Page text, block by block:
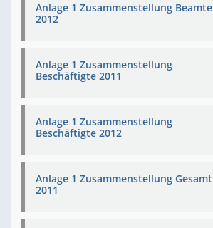
Anlage 1 Zusammenstellung Beamte
2012
Anlage 1 Zusammenstellung
Beschäftigte 2011
Anlage 1 Zusammenstellung
Beschäftigte 2012
Anlage 1 Zusammenstellung Gesamt
2011